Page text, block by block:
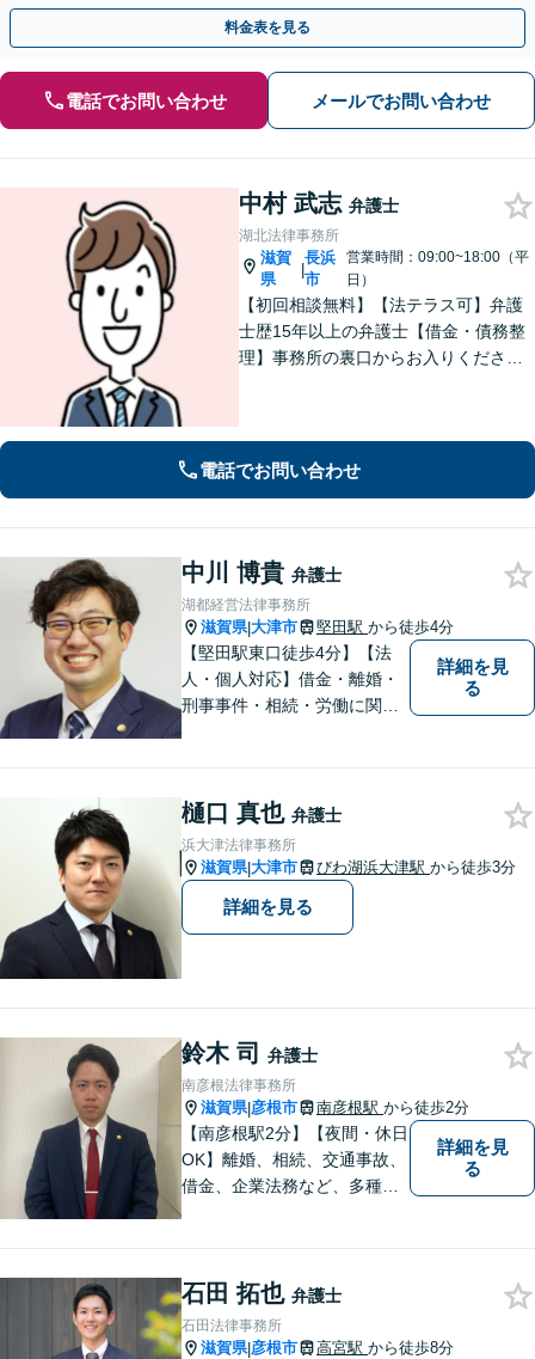
可】【完全個室】【子連れ相談可】【丸太町駅6分】
料金表を見る
電話でお問い合わせ メールでお問い合わせ
中村 武志 弁護士
湖北法律事務所
滋賀
県
|
長浜
市
営業時間：09:00~18:00（平
日）
【初回相談無料】【法テラス可】弁護
士歴15年以上の弁護士【借金・債務整
理】事務所の裏口からお入りくださ
電話でお問い合わせ
中川 博貴 弁護士
湖都経営法律事務所
滋賀県|大津市 堅田駅 から徒歩4分
【堅田駅東口徒歩4分】【法
人・個人対応】借金・離婚・
刑事事件・相続・労働に関す
お話をお聞かせください。
【無料駐車場あり】
詳細を見
る
樋口 真也 弁護士
浜大津法律事務所
滋賀県|大津市 びわ湖浜大津駅 から徒歩3分
詳細を見る
鈴木 司 弁護士
南彦根法律事務所
滋賀県|彦根市 南彦根駅 から徒歩2分
【南彦根駅2分】【夜間・休日
OK】離婚、相続、交通事故、
借金、企業法務など、多種多
をモットーに、皆様それぞれ
に合った解決を図ってまいり
ます。お気軽にご相談くださ
詳細を見
る
石田 拓也 弁護士
石田法律事務所
滋賀県|彦根市 高宮駅 から徒歩8分